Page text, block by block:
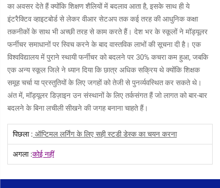
का अवसर देते हैं क्योंकि शिक्षण शैलियों में बदलाव आता है, इसके साथ ही ये
इंटरैक्टिव व्हाइटबोर्ड से लेकर वीआर सेटअप तक कई तरह की आधुनिक कक्षा
तकनीकों के साथ भी अच्छी तरह से काम करते हैं। देश भर के स्कूलों ने मॉड्यूलर
फर्नीचर समाधानों पर स्विच करने के बाद वास्तविक लाभों की सूचना दी है। एक
विश्वविद्यालय में पुराने स्थायी फर्नीचर को बदलने पर 30% कचरा कम हुआ, जबकि
एक अन्य स्कूल जिले ने ध्यान दिया कि छात्र अधिक सक्रिय थे क्योंकि शिक्षक
समूह चर्चा या प्रस्तुतियों के लिए जगहों को तेजी से पुनर्व्यवस्थित कर सकते थे।
अंत में, मॉड्यूलर डिज़ाइन उन संस्थानों के लिए तर्कसंगत हैं जो लागत को बार-बार
बदलने के बिना लचीली सीखने की जगह बनाना चाहते हैं।
पिछला : ऑप्टिमल लर्निंग के लिए सही स्टडी डेस्क का चयन करना
अगला :कोई नहीं